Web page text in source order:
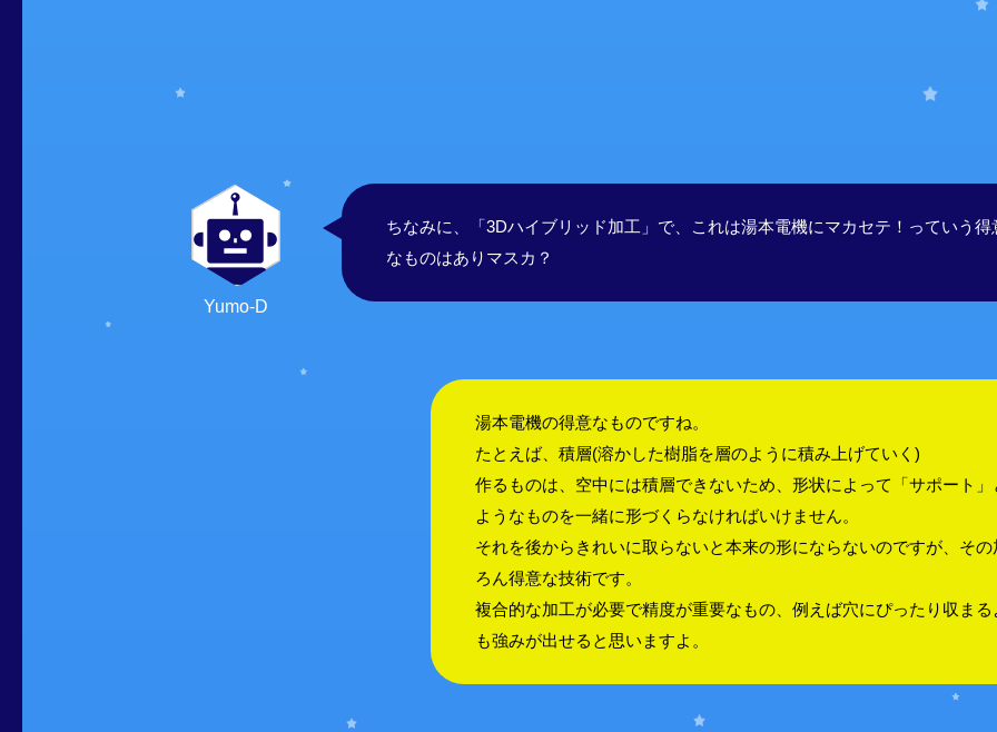
Yumo-D
ちなみに、「3Dハイブリッド加工」で、これは湯本電機にマカセテ！っていう得
なものはありマスカ？
湯本電機の得意なものですね。
たとえば、積層(溶かした樹脂を層のように積み上げていく)
作るものは、空中には積層できないため、形状によって「サポート
ようなものを一緒に形づくらなければいけません。
それを後からきれいに取らないと本来の形にならないのですが、そ
ろん得意な技術です。
複合的な加工が必要で精度が重要なもの、例えば穴にぴったり収ま
も強みが出せると思いますよ。